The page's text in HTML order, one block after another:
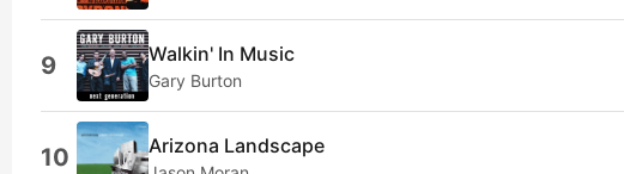
9 Walkin' In Music
Gary Burton
10 Arizona Landscape